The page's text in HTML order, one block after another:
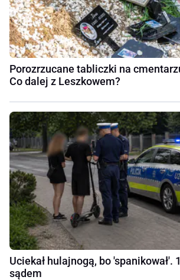
Porozrzucane tabliczki na
Co dalej z Leszkowem?
Uciekał hulajnogą, bo 'spanikował'.
sądem